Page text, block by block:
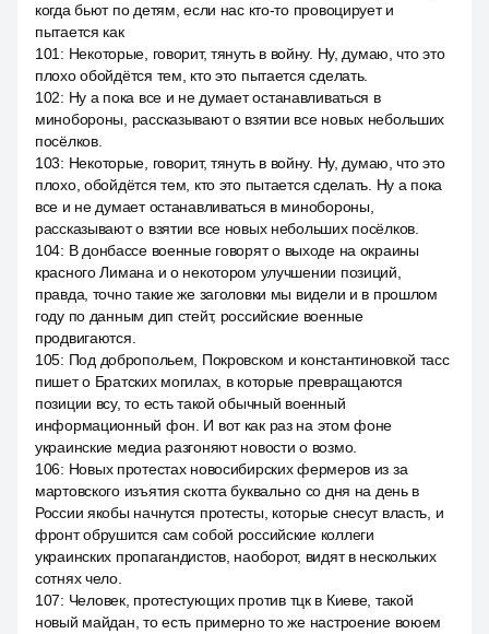
когда бьют по детям, если нас кто-то провоцирует и
пытается как
101 : Некоторые, говорит, тянуть в войну. Ну, думаю, что это
плохо обойдётся тем, кто это пытается сделать.
102: Ну а пока все и не думает останавливаться в
минобороны, рассказывают о взятии все новых небольших
посёлков.
103: Некоторые, говорит, тянуть в войну. Ну, думаю, что это
плохо, обойдётся тем, кто это пытается сделать. Ну а пока
все и не думает останавливаться в минобороны,
рассказывают о взятии все новых небольших посёлков.
104: В донбассе военные говорят о выходе на окраины
красного Лимана и о некотором улучшении позиций,
правда, точно такие же заголовки мы видели и в прошлом
году по данным дип стейт, российские военные
продвигаются.
105: Под добропольем, Покровском и константиновкой тасс
пишет о Братских могилах, в которые превращаются
позиции всу, то есть такой обычный военный
информационный фон. И вот как раз на этом фоне
украинские медиа разгоняют новости о возмо.
106: Новых протестах новосибирских фермеров из за
мартовского изъятия скотта буквально со дня на день в
России якобы начнутся протесты, которые снесут власть, и
фронт обрушится сам собой российские коллеги
украинских пропагандистов, наоборот, видят в нескольких
сотнях чело.
107: Человек, протестующих против тцк в Киеве, такой
новый майдан, то есть примерно то же настроение воюем